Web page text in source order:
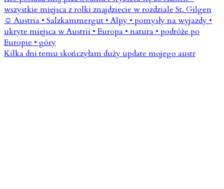
Kilka dni temu skończyłam duży update mojego austr